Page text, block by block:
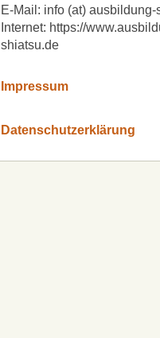
E-Mail: info (at) ausbildung-
Internet: https://
shiatsu.de
Impressum
Datenschutzerklärung